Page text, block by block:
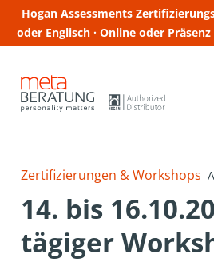
Hogan Assessments
oder Englisch · Online oder
Zertifizierungen & Workshops
14. bis
tägiger